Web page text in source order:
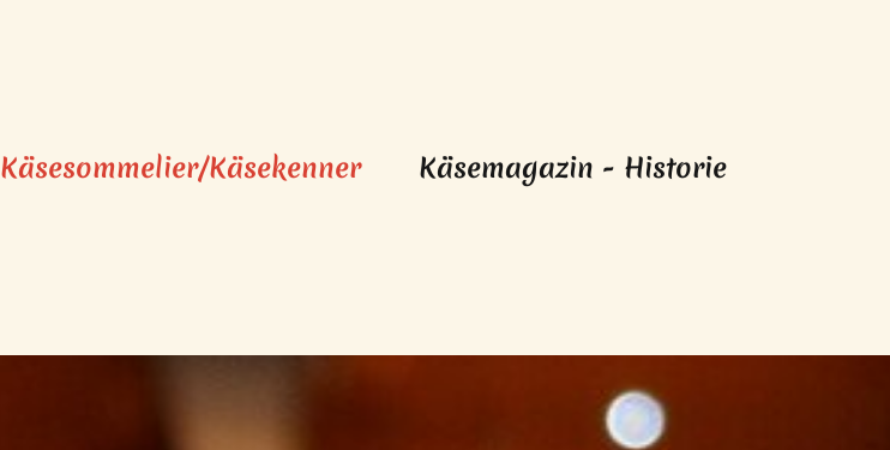
Käsesommelier/Käsekenner(aktiv)Käsemagazin - Historie